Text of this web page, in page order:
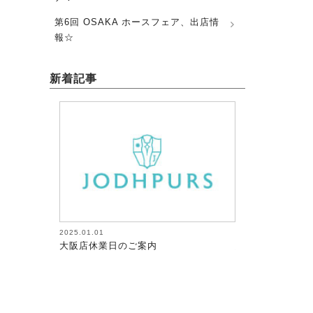
第6回 OSAKA ホースフェア、出店情
報☆
新着記事
店休業日のご案内